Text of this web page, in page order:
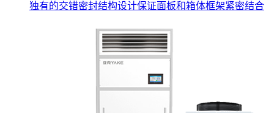
独有的交错密封结构设计保证面板和箱体框架紧密结合